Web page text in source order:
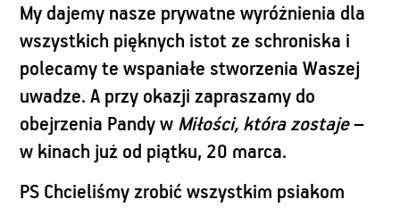
My dajemy nasze prywatne wyróżnienia dla
wszystkich pięknych istot ze schroniska i
polecamy te wspaniałe stworzenia Waszej
uwadze. A przy okazji zapraszamy do
obejrzenia Pandy w Miłości, która zostaje–
w kinach już od piątku, 20 marca.
PS Chcieliśmy zrobić wszystkim psiakom